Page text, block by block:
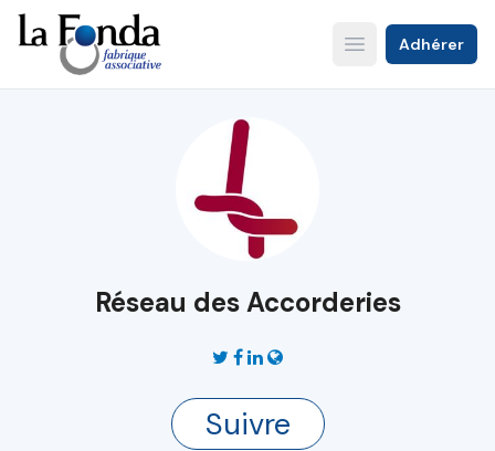
Aller
au
contenu
principal
Open main menu
Adhérer
Réseau des Accorderies
Suivre